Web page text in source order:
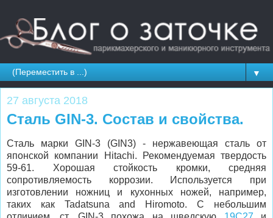
▼
27 августа 2018
Сталь GIN-3. Состав и свойства.
Сталь марки GIN-3 (GIN3) - нержавеющая сталь от
японской компании Hitachi. Рекомендуемая твердость
59-61. Хорошая стойкость кромки, средняя
сопротивляемость коррозии. Используется при
изготовлении ножниц и кухонных ножей, например,
таких как Tadatsuna and Hiromoto. С небольшим